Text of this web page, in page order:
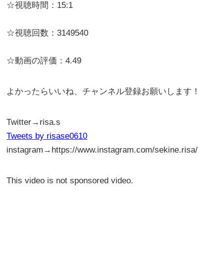
☆視聴時間：15:1
☆視聴回数：3149540
☆動画の評価：4.49
よかったらいいね、チャンネル登録お願いします！
Twitter→risa.s
Tweets by risase0610
instagram→https://www.instagram.com/sekine.risa/
This video is not sponsored video.